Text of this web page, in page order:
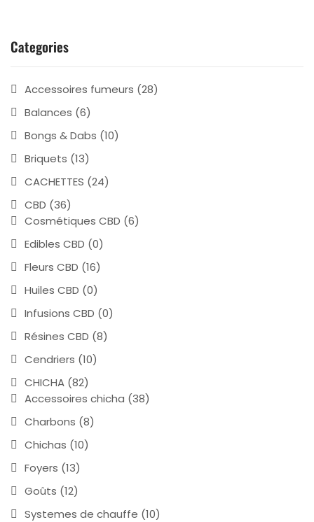
Categories
Accessoires fumeurs (28)
Balances (6)
Bongs & Dabs (10)
Briquets (13)
CACHETTES (24)
CBD (36)
Cosmétiques CBD (6)
Edibles CBD (0)
Fleurs CBD (16)
Huiles CBD (0)
Infusions CBD (0)
Résines CBD (8)
Cendriers (10)
CHICHA (82)
Accessoires chicha (38)
Charbons (8)
Chichas (10)
Foyers (13)
Goûts (12)
Systemes de chauffe (10)